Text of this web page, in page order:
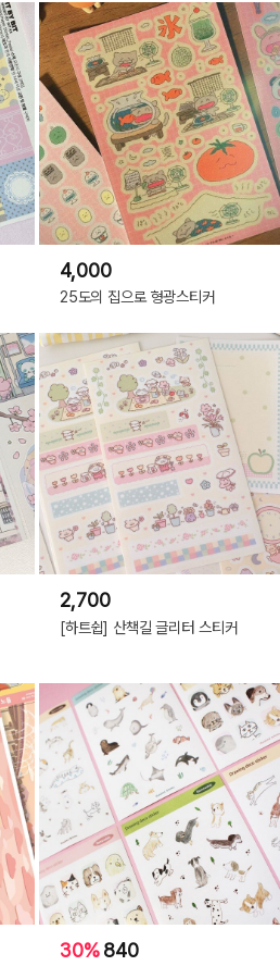
4,000
25도의 집으로 형광스티커
2,700
[하트쉽] 산책길 글리터 스티커
30%840